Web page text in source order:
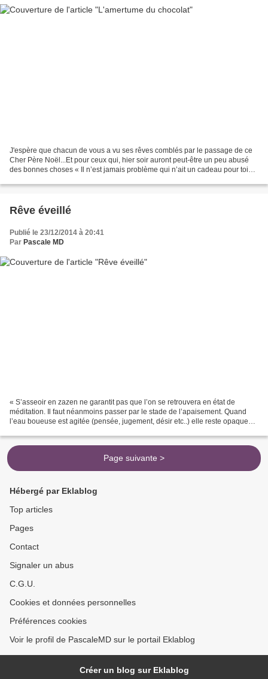
J'espère que chacun de vous a vu ses rêves comblés par le passage de ce
Cher Père Noël...Et pour ceux qui, hier soir auront peut-être un peu abusé
des bonnes choses « Il n’est jamais problème qui n’ait un cadeau pour toi
Rêve éveillé
Publié le 23/12/2014 à 20:41
Par Pascale MD
« S’asseoir en zazen ne garantit pas que l’on se retrouvera en état de
méditation. Il faut néanmoins passer par le stade de l’apaisement. Quand
l’eau boueuse est agitée (pensée, jugement, désir etc..) elle reste opaque…
Page suivante >
Hébergé par Eklablog
Top articles
Pages
Contact
Signaler un abus
C.G.U.
Cookies et données personnelles
Préférences cookies
Voir le profil de PascaleMD sur le portail Eklablog
Créer un blog sur Eklablog